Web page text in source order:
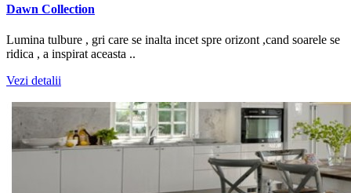
Dawn Collection
Lumina tulbure , gri care se inalta incet spre orizont ,cand soarele se
ridica , a inspirat aceasta ..
Vezi detalii